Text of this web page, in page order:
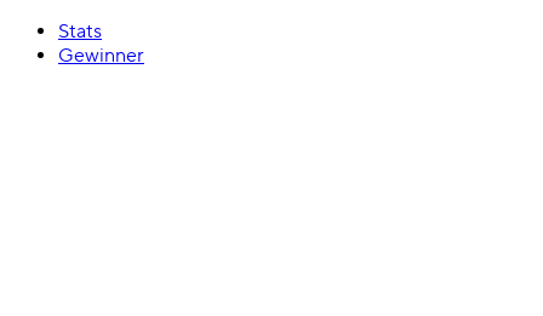
Stats
Gewinner